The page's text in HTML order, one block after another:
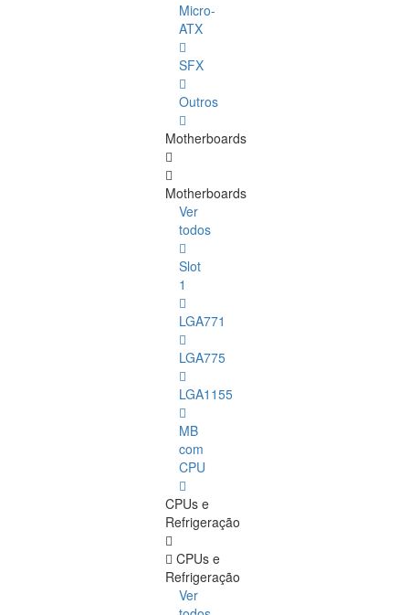
Micro-
ATX
SFX
Outros
Motherboards
Motherboards
Ver
todos
Slot
1
LGA771
LGA775
LGA1155
MB
com
CPU
CPUs e
Refrigeração
CPUs e
Refrigeração
Ver